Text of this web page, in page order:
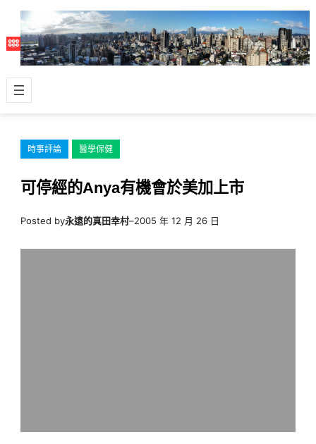
主
容
時事評論 醫學保健
可停經的Anya有機會於美加上市
Posted by永遠的真田幸村–2005 年 12 月 26 日